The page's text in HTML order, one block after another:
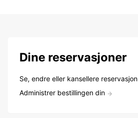
Dine reservasjoner
Se, endre eller kansellere reservasjon
Administrer bestillingen din